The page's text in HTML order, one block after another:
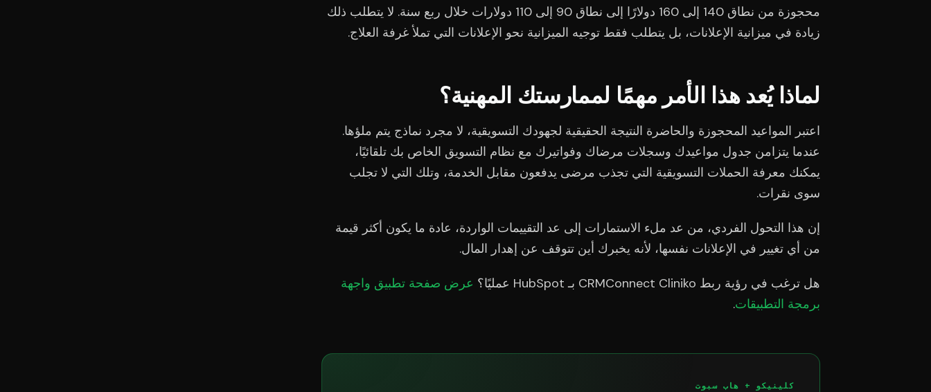
محجوزة من نطاق 140 إلى 160 دولارًا إلى نطاق 90 إلى 110 دولارات خلال ربع سنة. لا يتطلب ذلك
زيادة في ميزانية الإعلانات، بل يتطلب فقط توجيه الميزانية نحو الإعلانات التي تملأ غرفة العلاج.
لماذا يُعد هذا الأمر مهمًا لممارستك المهنية؟
اعتبر المواعيد المحجوزة والحاضرة النتيجة الحقيقية لجهودك التسويقية، لا مجرد نماذج يتم ملؤها.
عندما يتزامن جدول مواعيدك وسجلات مرضاك وفواتيرك مع نظام التسويق الخاص بك تلقائيًا،
يمكنك معرفة الحملات التسويقية التي تجذب مرضى يدفعون مقابل الخدمة، وتلك التي لا تجلب
سوى نقرات.
إن هذا التحول الفردي، من عد ملء الاستمارات إلى عد التقييمات الواردة، عادة ما يكون أكثر قيمة
من أي تغيير في الإعلانات نفسها، لأنه يخبرك أين تتوقف عن إهدار المال.
هل ترغب في رؤية ربط CRMConnect Cliniko بـ HubSpot عمليًا؟
عرض صفحة تطبيق واجهة
برمجة التطبيقات.
كلينيكو + هاب سبوت